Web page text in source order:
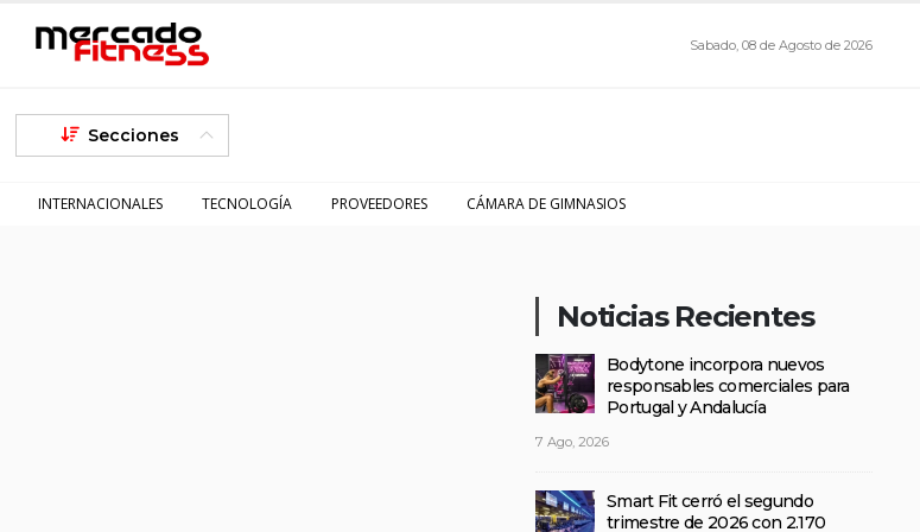
Sabado, 08 de Agosto de 2026
Secciones
INTERNACIONALES TECNOLOGÍA PROVEEDORES CÁMARA DE GIMNASIOS
Noticias Recientes
Bodytone incorpora nuevos
responsables comerciales para
Portugal y Andalucía
7 Ago, 2026
Smart Fit cerró el segundo
trimestre de 2026 con 2.170